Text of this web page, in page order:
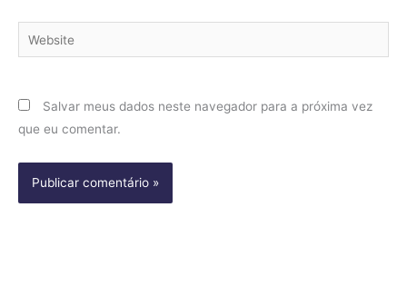
Website
Salvar meus dados neste navegador para a próxima vez
que eu comentar.